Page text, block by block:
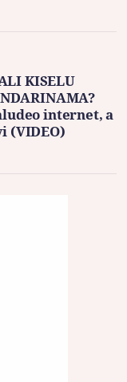
KISELU
internet, a
(VIDEO)